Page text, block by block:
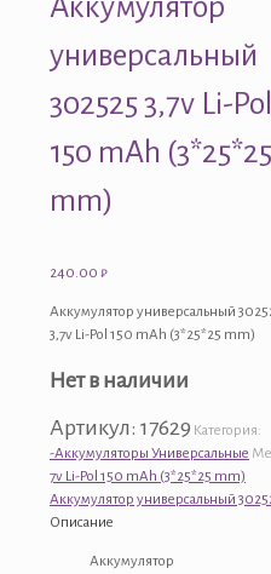
Аккумулятор
универсальный
302525 3,7v Li-Pol
150 mAh (3*25*25
mm)
240.00 ₽
Аккумулятор универсальный
3,7v Li-Pol 150 mAh (3*25*25 mm)
Нет в наличии
Артикул: 17629 Категория:
-Аккумуляторы Универсальные
7v Li-Pol 150 mAh (3*25*25 mm)
Аккумулятор универсальный
Описание
Аккумулятор